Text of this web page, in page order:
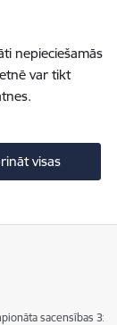
nepieciešamās
var tikt
visas
sacensības